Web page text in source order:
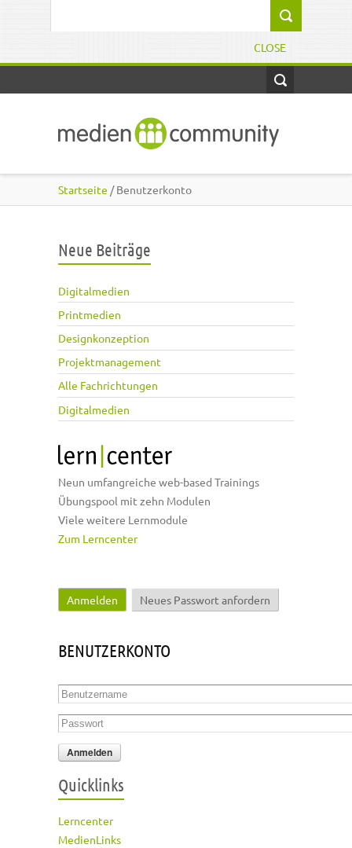
CLOSE
Startseite / Benutzerkonto
Neue Beiträge
Digitalmedien
Printmedien
Designkonzeption
Projektmanagement
Alle Fachrichtungen
Digitalmedien
Neun umfangreiche web-based Trainings
Übungspool mit zehn Modulen
Viele weitere Lernmodule
Zum Lerncenter
Haupt-Reiter
Anmelden (aktiver Reiter)
Neues Passwort anfordern
BENUTZERKONTO
Benutzername
Passwort
Quicklinks
Lerncenter
MedienLinks